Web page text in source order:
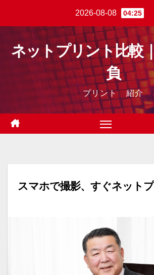
content
2026-08-08 04:25
ネットプリント比較
負
プリント 紹介
スマホで撮影、すぐネット